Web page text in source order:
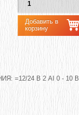
=12/24 В 2 AI 0 - 10 В